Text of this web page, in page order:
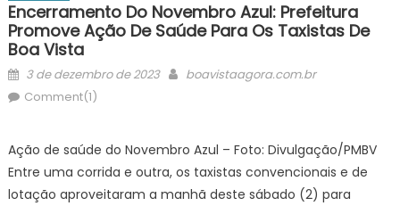
Encerramento Do Novembro Azul: Prefeitura
Promove Ação De Saúde Para Os Taxistas De
Boa Vista
Posted
on
3 de dezembro de 2023 Author
boavistaagora.com.br
Comment(1)
Ação de saúde do Novembro Azul – Foto: Divulgação/PMBV
Entre uma corrida e outra, os taxistas convencionais e de
lotação aproveitaram a manhã deste sábado (2) para